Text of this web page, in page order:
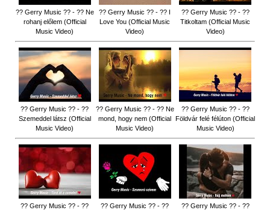
?? Gerry Music ?? - ?? Ne
rohanj előlem (Official
Music Video)
?? Gerry Music ?? - ?? I
Love You (Official Music
Video)
?? Gerry Music ?? - ??
Titkoltam (Official Music
Video)
?? Gerry Music ?? - ??
Szemeddel látsz (Official
Music Video)
?? Gerry Music ?? - ?? Ne
mond, hogy nem (Official
Music Video)
?? Gerry Music ?? - ??
Földvár felé félúton (Official
Music Video)
?? Gerry Music ?? - ??
?? Gerry Music ?? - ??
?? Gerry Music ?? - ??